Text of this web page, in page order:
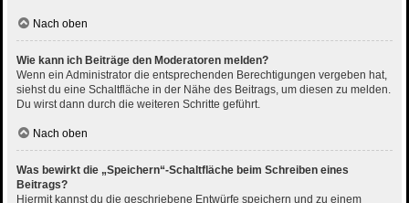
Nach oben
Wie kann ich Beiträge den Moderatoren melden?
Wenn ein Administrator die entsprechenden Berechtigungen vergeben hat,
siehst du eine Schaltfläche in der Nähe des Beitrags, um diesen zu melden.
Du wirst dann durch die weiteren Schritte geführt.
Nach oben
Was bewirkt die „Speichern“-Schaltfläche beim Schreiben eines
Beitrags?
Hiermit kannst du die geschriebene Entwürfe speichern und zu einem